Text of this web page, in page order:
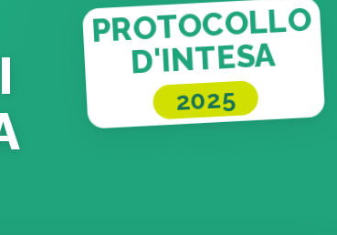
PROTOCOLLO
D'INTESA
2025